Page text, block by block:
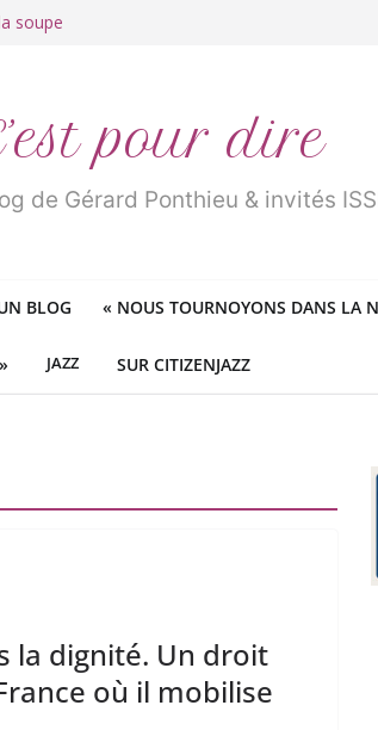
soupe
» !
pour dire
de Gérard Ponthieu & invités
BLOG « NOUS TOURNOYONS DANS LA
JAZZ SUR CITIZENJAZZ
la dignité. Un droit
où il mobilise